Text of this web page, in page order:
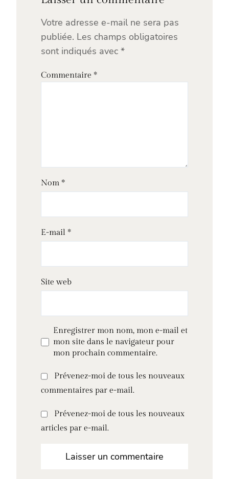
Votre adresse e-mail ne sera pas
publiée. Les champs obligatoires
sont indiqués avec *
Commentaire *
Nom *
E-mail *
Site web
Enregistrer mon nom, mon e-mail et
mon site dans le navigateur pour
mon prochain commentaire.
Prévenez-moi de tous les nouveaux
commentaires par e-mail.
Prévenez-moi de tous les nouveaux
articles par e-mail.